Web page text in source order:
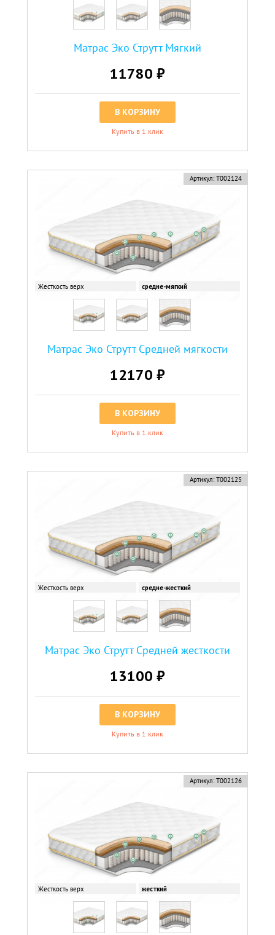
Матрас Эко Струтт Мягкий
11780 ₽
В КОРЗИНУ
Купить в 1 клик
Артикул: Т002124
Жесткость верх средне-мягкий
Матрас Эко Струтт Средней мягкости
12170 ₽
В КОРЗИНУ
Купить в 1 клик
Артикул: Т002125
Жесткость верх средне-жесткий
Матрас Эко Струтт Средней жесткости
13100 ₽
В КОРЗИНУ
Купить в 1 клик
Артикул: Т002126
Жесткость верх жесткий